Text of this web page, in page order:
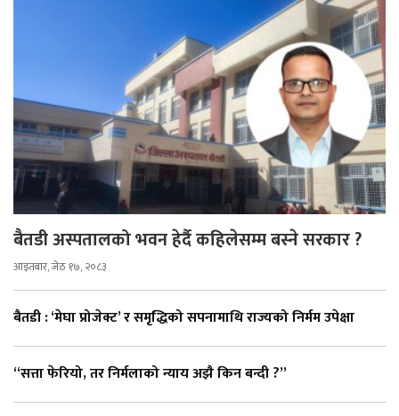
बैतडी अस्पतालको भवन हेर्दै कहिलेसम्म बस्ने सरकार ?
आइतबार, जेठ १७, २०८३
बैतडी : ‘मेघा प्रोजेक्ट’ र समृद्धिको सपनामाथि राज्यको निर्मम उपेक्षा
“सत्ता फेरियो, तर निर्मलाको न्याय अझै किन बन्दी ?”